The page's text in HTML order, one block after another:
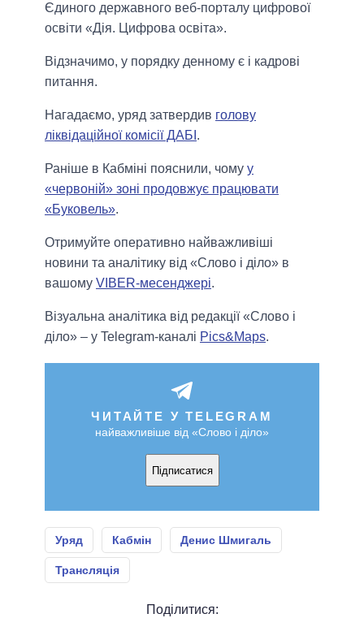
Єдиного державного веб-порталу цифрової
освіти «Дія. Цифрова освіта».
Відзначимо, у порядку денному є і кадрові
питання.
Нагадаємо, уряд затвердив голову
ліквідаційної комісії ДАБІ .
Раніше в Кабміні пояснили, чому у
«червоній» зоні продовжує працювати
«Буковель».
Отримуйте оперативно найважливіші
новини та аналітику від «Слово і діло» в
вашому VIBER-месенджері.
Візуальна аналітика від редакції «Слово і
діло» – у Telegram-каналі Pics&Maps.
ЧИТАЙТЕ У TELEGRAM
найважливіше від «Слово і діло»
Підписатися
Уряд Кабмін Денис Шмигаль
Трансляція
Поділитися: